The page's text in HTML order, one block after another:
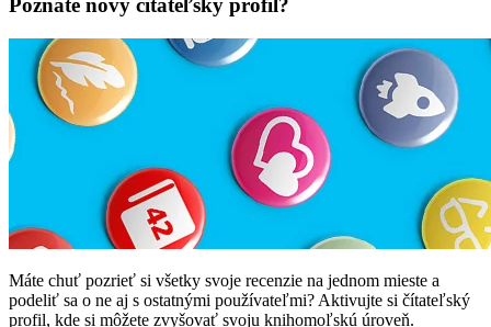
Poznáte nový čitateľský profil?
Máte chuť pozrieť si všetky svoje recenzie na jednom mieste a
podeliť sa o ne aj s ostatnými používateľmi? Aktivujte si čítateľský
profil, kde si môžete zvyšovať svoju knihomoľskú úroveň.